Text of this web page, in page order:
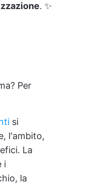
. ✨
Per
si
l'ambito,
La
i
la